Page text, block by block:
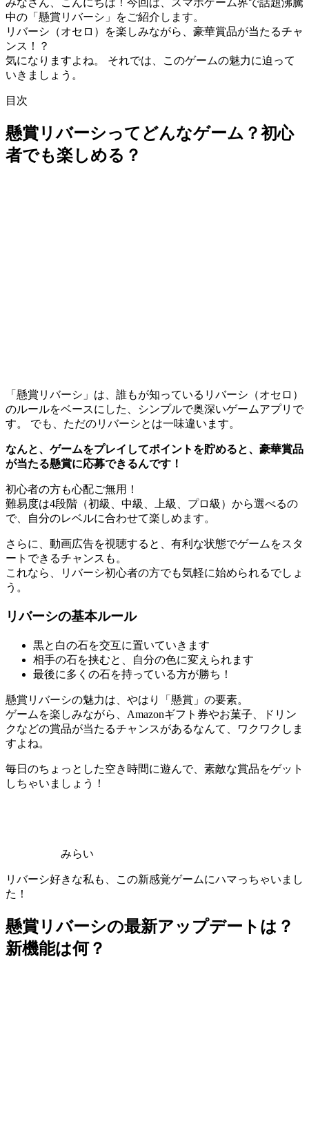
中の「懸賞リバーシ」をご紹介します。
リバーシ（オセロ）を楽しみながら、豪華賞品が当たるチャ
ンス！？
気になりますよね。 それでは、このゲームの魅力に迫って
いきましょう。
目次
懸賞リバーシってどんなゲーム？初心
者でも楽しめる？
「懸賞リバーシ」は、誰もが知っているリバーシ（オセロ）
のルールをベースにした、シンプルで奥深いゲームアプリで
す。 でも、ただのリバーシとは一味違います。
なんと、ゲームをプレイしてポイントを貯めると、豪華賞品
が当たる懸賞に応募できるんです！
初心者の方も心配ご無用！
難易度は4段階（初級、中級、上級、プロ級）から選べるの
で、自分のレベルに合わせて楽しめます。
さらに、動画広告を視聴すると、有利な状態でゲームをスタ
ートできるチャンスも。
これなら、リバーシ初心者の方でも気軽に始められるでしょ
う。
リバーシの基本ルール
黒と白の石を交互に置いていきます
相手の石を挟むと、自分の色に変えられます
最後に多くの石を持っている方が勝ち！
懸賞リバーシの魅力は、やはり「懸賞」の要素。
ゲームを楽しみながら、Amazonギフト券やお菓子、ドリン
クなどの賞品が当たるチャンスがあるなんて、ワクワクしま
すよね。
毎日のちょっとした空き時間に遊んで、素敵な賞品をゲット
しちゃいましょう！
みらい
リバーシ好きな私も、この新感覚ゲームにハマっちゃいまし
た！
懸賞リバーシの最新アップデートは？
新機能は何？